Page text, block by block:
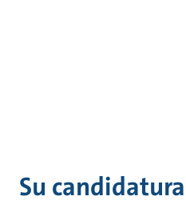
Su candidatura